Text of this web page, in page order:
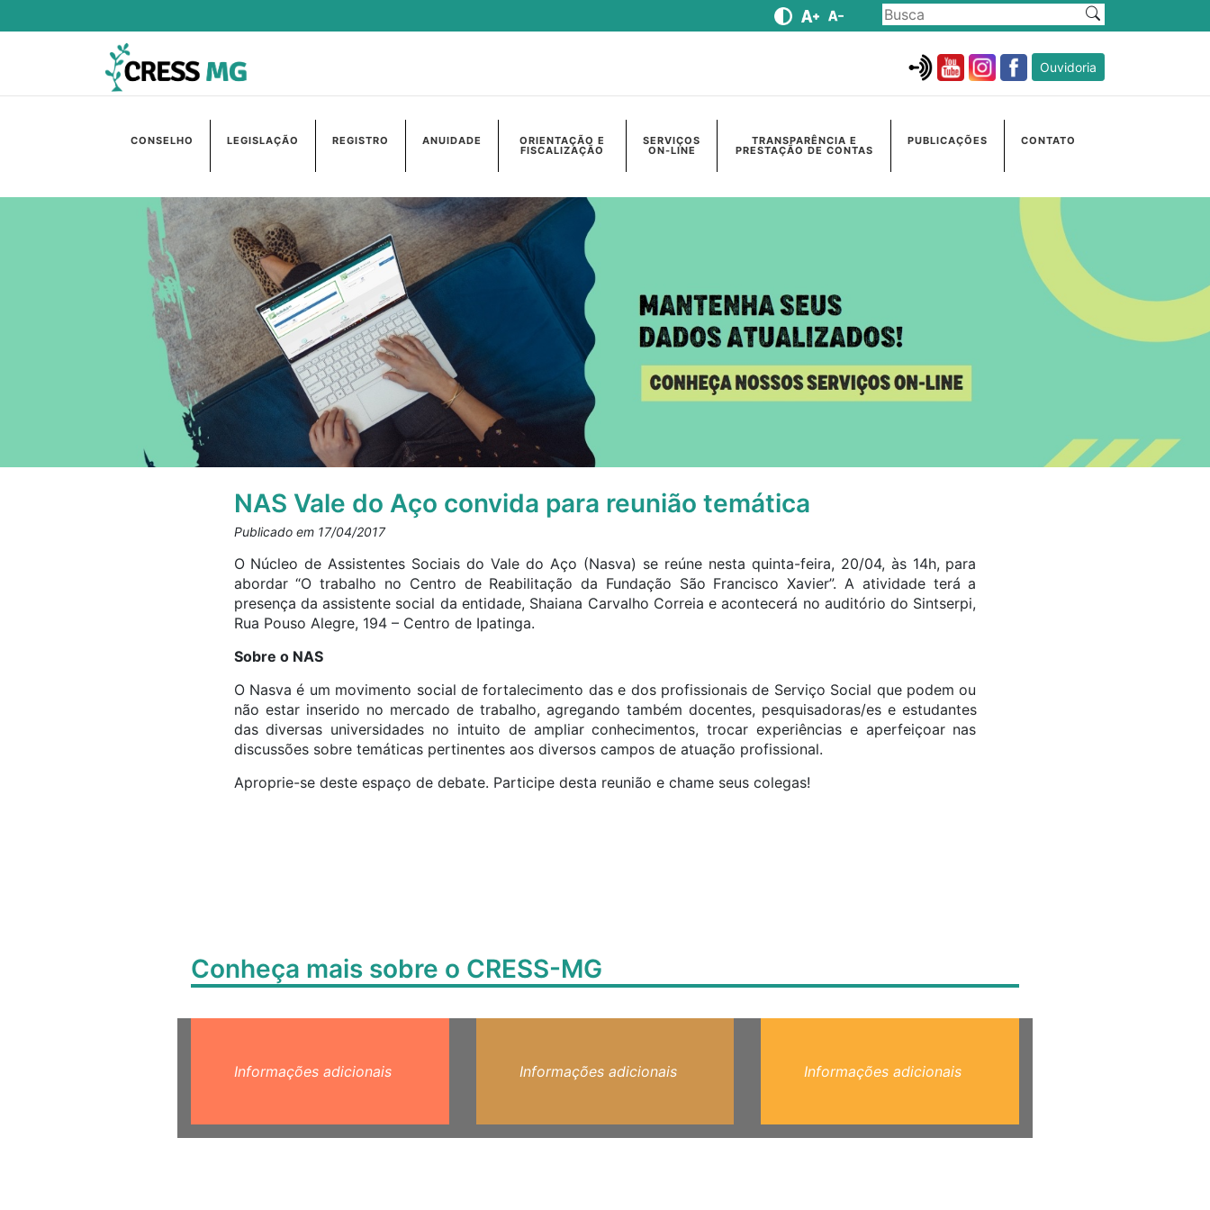
Ouvidoria
CONSELHO LEGISLAÇÃO REGISTRO ANUIDADE ORIENTAÇÃO E
FISCALIZAÇÃO
SERVIÇOS
ON-LINE
TRANSPARÊNCIA E
PRESTAÇÃO DE CONTAS
PUBLICAÇÕES CONTATO
NAS Vale do Aço convida para reunião temática
Publicado em 17/04/2017
O Núcleo de Assistentes Sociais do Vale do Aço (Nasva) se reúne nesta quinta-feira, 20/04, às 14h, para
abordar “O trabalho no Centro de Reabilitação da Fundação São Francisco Xavier”. A atividade terá a
presença da assistente social da entidade, Shaiana Carvalho Correia e acontecerá no auditório do Sintserpi,
Rua Pouso Alegre, 194 – Centro de Ipatinga.
Sobre o NAS
O Nasva é um movimento social de fortalecimento das e dos profissionais de Serviço Social que podem ou
não estar inserido no mercado de trabalho, agregando também docentes, pesquisadoras/es e estudantes
das diversas universidades no intuito de ampliar conhecimentos, trocar experiências e aperfeiçoar nas
discussões sobre temáticas pertinentes aos diversos campos de atuação profissional.
Aproprie-se deste espaço de debate. Participe desta reunião e chame seus colegas!
Conheça mais sobre o CRESS-MG
Informações adicionais Informações adicionais Informações adicionais